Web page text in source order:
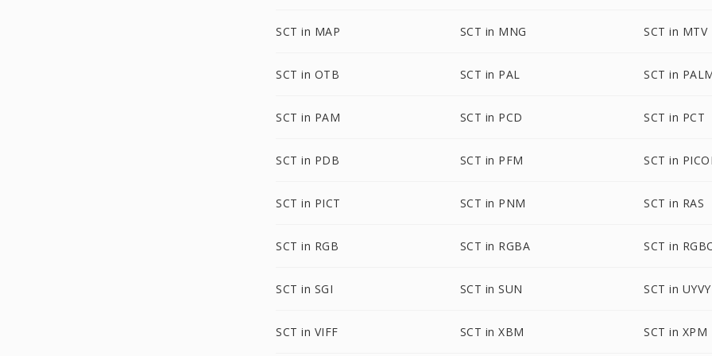
SCT in MAP SCT in MNG SCT in MTV
SCT in OTB SCT in PAL SCT in
SCT in PAM SCT in PCD SCT in PCT
SCT in PDB SCT in PFM SCT in
SCT in PICT SCT in PNM SCT in RAS
SCT in RGB SCT in RGBA SCT in
SCT in SGI SCT in SUN SCT in UYVY
SCT in VIFF SCT in XBM SCT in XPM